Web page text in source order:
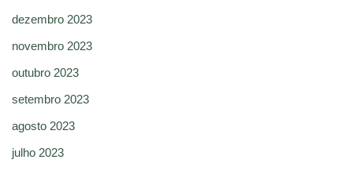
dezembro 2023
novembro 2023
outubro 2023
setembro 2023
agosto 2023
julho 2023